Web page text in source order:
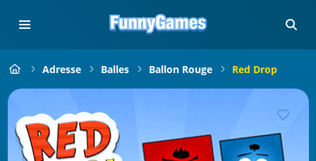
Adresse Balles Ballon Rouge Red Drop